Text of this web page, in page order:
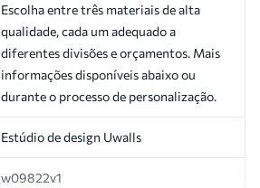
Escolha entre três materiais de alta
qualidade, cada um adequado a
diferentes divisões e orçamentos. Mais
informações disponíveis abaixo ou
durante o processo de personalização.
Estúdio de design Uwalls
w09822v1